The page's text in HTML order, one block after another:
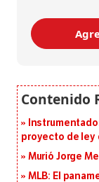
proyecto de ley
Murió Jorge
MLB: El